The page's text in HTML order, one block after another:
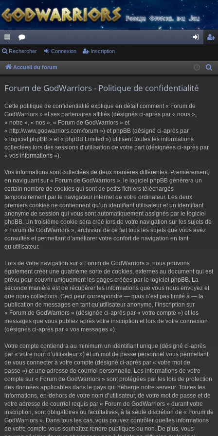
ac
co
s
or
u ne cri
Rechercher Connexion Inscription
Accueil du forum
Forum de GodWarriors - Politique de confidentialité
Cette politique de confidentialité explique en détail comment « Forum de
GodWarriors » et ses partenaires affiliés (désignés ci-après par « nous »,
« notre », « nos », « Forum de GodWarriors » et
« http://www.godwarriors.com/forum ») et phpBB (désigné ci-après par
« logiciel phpBB » et « phpBB Limited ») utilisent toutes les informations
collectées lors des sessions d’utilisation de votre part (désignées ci-après par
« vos informations »).
Vos informations sont collectées de deux manières différentes. Premièrement,
en naviguant sur « Forum de GodWarriors », le logiciel phpBB génèrera un
certain nombre de cookies qui sont de petits fichiers téléchargés
temporairement par le navigateur internet de votre ordinateur. Les deux
premiers cookies ne contiennent qu’un identifiant utilisateur et un identifiant
anonyme de session qui vous sont automatiquement assignés par le logiciel
phpBB. Un troisième cookie sera créé lors de votre navigation sur les sujets de
« Forum de GodWarriors », archivant de ce fait tous les sujets que vous avez
consultés et permettant d’améliorer votre confort de navigation en tant
qu’utilisateur.
Lors de votre navigation sur « Forum de GodWarriors », nous pouvons
également créer une quatrième sorte de cookies, externes au document qui est
prévu pour couvrir uniquement les pages créées par le logiciel phpBB. La
seconde manière est de récupérer les informations que vous nous envoyez et
que nous collectons. Ceci peut correspondre — mais n’est pas limité à — la
publication de messages en tant qu’utilisateur anonyme, l’inscription sur
« Forum de GodWarriors » (désignée ci-après par « votre compte ») et les
messages que vous publiez après votre inscription et lors de votre connexion
(désignés ci-après par « vos messages »).
Votre compte contiendra au minimum un identifiant unique (désigné ci-après
par « votre nom d’utilisateur ») et un mot de passe personnel vous permettant
de vous connecter à votre compte (désigné ci-après par « votre mot de
passe ») et une adresse de courriel personnelle. Les informations de votre
compte sur « Forum de GodWarriors » sont protégées par les lois de protection
des données applicables dans le pays qui héberge notre serveur. Toutes les
informations, en-dehors de votre nom d’utilisateur, de votre mot de passe et de
votre adresse de courriel requis par « Forum de GodWarriors » durant votre
inscription, sont obligatoires ou facultatives, à la seule discrétion de « Forum de
GodWarriors ». Dans tous les cas, vous pouvez contrôler quelles informations
de votre compte vous souhaitez rendre publiques ou non. De plus, vous